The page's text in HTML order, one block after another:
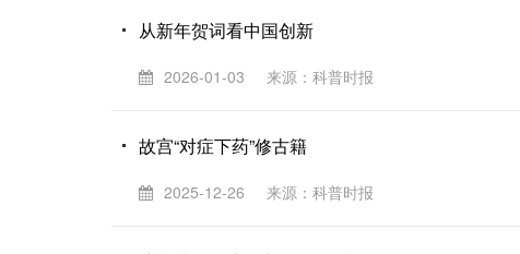
从新年贺词看中国创新
2026-01-03 来源：科普时报
故宫“对症下药”修古籍
2025-12-26 来源：科普时报